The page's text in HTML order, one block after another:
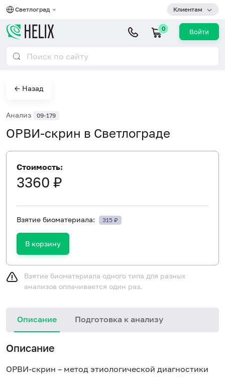
Светлоград Клиентам
0 Войти
← Назад
Анализ 09-179
ОРВИ-скрин в Светлограде
Стоимость:
3360 ₽
Взятие биоматериала: 315 ₽
В корзину
Взятие биоматериала одного типа для разных
анализов оплачивается один раз.
Описание Подготовка к анализу
Описание
ОРВИ-скрин – метод этиологической диагностики